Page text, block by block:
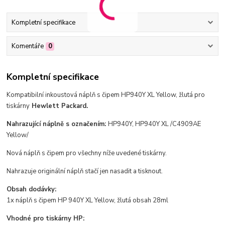
Kompletní specifikace
Komentáře 0
Kompletní specifikace
Kompatibilní inkoustová náplň s čipem HP940Y XL Yellow, žlutá pro
tiskárny Hewlett Packard.
Nahrazující náplně s označením:HP940Y, HP940Y XL / C4909AE
Yellow/
Nová náplň s čipem pro všechny níže uvedené tiskárny.
Nahrazuje originální náplň stačí jen nasadit a tisknout.
Obsah dodávky:
1x náplň s čipem HP 940Y XL Yellow, žlutá obsah 28ml
Vhodné pro tiskárny HP: